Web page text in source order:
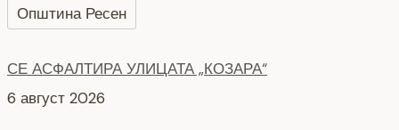
Општина Ресен